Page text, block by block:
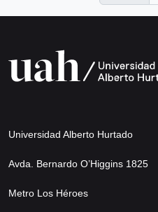
Universidad Alberto Hurtado
Avda. Bernardo O’Higgins 1825
Metro Los Héroes